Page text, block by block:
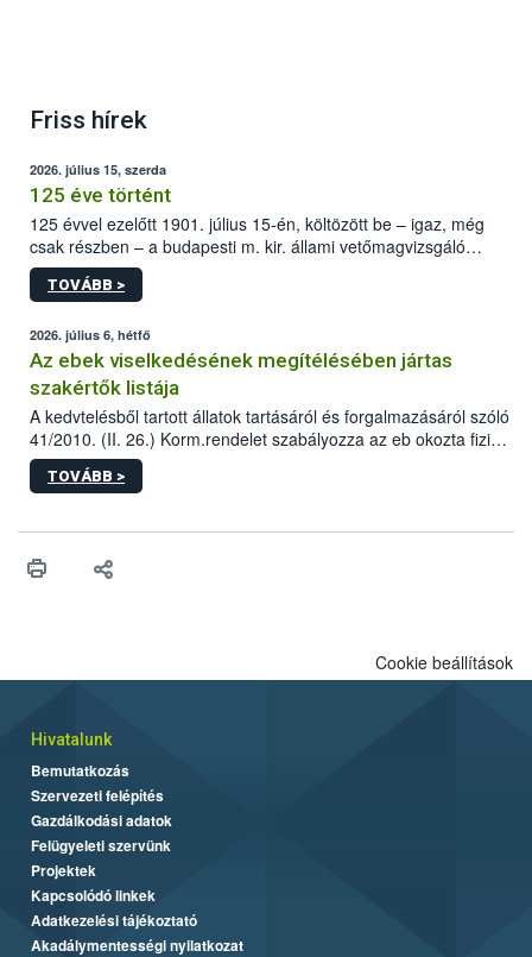
Friss hírek
2026. július 15, szerda
125 éve történt
125 évvel ezelőtt 1901. július 15-én, költözött be – igaz, még
csak részben – a budapesti m. kir. állami vetőmagvizsgáló
állomás a Kis Rókus utca 15. szám alatti, Czigler Győző által
tervezett új épületébe.
TOVÁBB >
2026. július 6, hétfő
Az ebek viselkedésének megítélésében jártas
szakértők listája
A kedvtelésből tartott állatok tartásáról és forgalmazásáról szóló
41/2010. (II. 26.) Korm.rendelet szabályozza az eb okozta fizikai
sérülés, illetve ennek veszélye keletkezésekor felmerülő
hatósági feladatokat, valamint a veszélyes eb tartását és annak
vonni az ebek viselkedésének megítélésében jártas szakértőt.
TOVÁBB >
Cookie beállítások
Hivatalunk
Bemutatkozás
Szervezeti felépítés
Gazdálkodási adatok
Felügyeleti szervünk
Projektek
Kapcsolódó linkek
Adatkezelési tájékoztató
Akadálymentességi nyilatkozat